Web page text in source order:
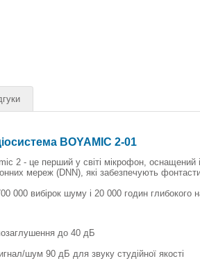
BOYAMIC 2-01
2 - це перший у світі мікрофон, оснащений
мереж (DNN), які забезпечують
000 вибірок шуму і 20 000 годин
до 40 дБ
шум 90 дБ для звуку студійної якості